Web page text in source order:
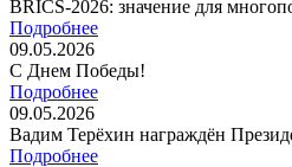
BRICS-2026: значение для
Подробнее
09.05.2026
С Днем Победы!
Подробнее
09.05.2026
Вадим Терёхин награждён
Подробнее